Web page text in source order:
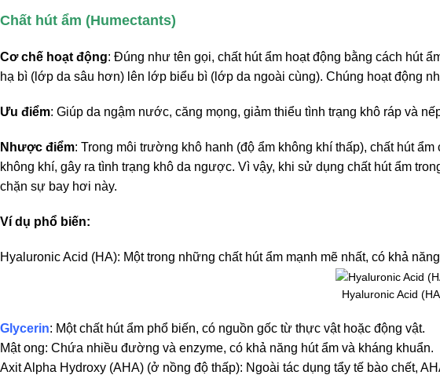
Chất hút ẩm (Humectants)
Cơ chế hoạt động: Đúng như tên gọi, chất hút ẩm hoạt động bằng cách hút
hạ bì (lớp da sâu hơn) lên lớp biểu bì (lớp da ngoài cùng). Chúng hoạt động
Ưu điểm: Giúp da ngậm nước, căng mọng, giảm thiểu tình trạng khô ráp và
Nhược điểm: Trong môi trường khô hanh (độ ẩm không khí thấp), chất hút
không khí, gây ra tình trạng khô da ngược. Vì vậy, khi sử dụng chất hút ẩm
chặn sự bay hơi này.
Ví dụ phổ biến:
Hyaluronic Acid (HA): Một trong những chất hút ẩm mạnh mẽ nhất, có khả
Hyaluronic Acid
Glycerin: Một chất hút ẩm phổ biến, có nguồn gốc từ thực vật hoặc động vật.
Mật ong: Chứa nhiều đường và enzyme, có khả năng hút ẩm và kháng khuẩn.
Axit Alpha Hydroxy (AHA) (ở nồng độ thấp): Ngoài tác dụng tẩy tế bào chết,